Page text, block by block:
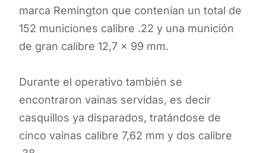
marca Remington que contenían un total de
152 municiones calibre .22 y una munición
de gran calibre 12,7 × 99 mm.
Durante el operativo también se
encontraron vainas servidas, es decir
casquillos ya disparados, tratándose de
cinco vainas calibre 7,62 mm y dos calibre